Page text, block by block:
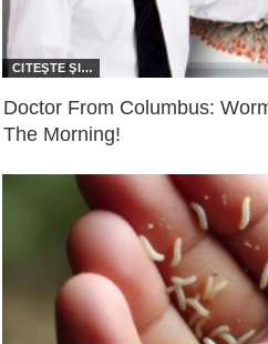
Doctor From Columbus:
The Morning!